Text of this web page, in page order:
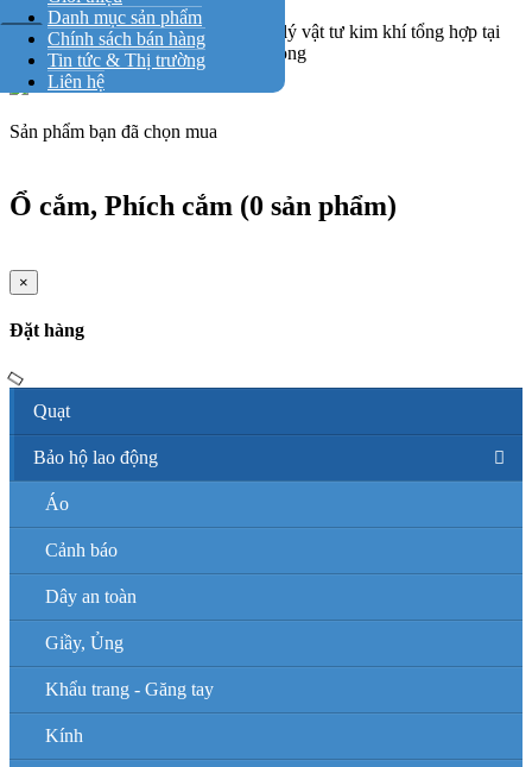
Kim khí HQ
Đại lý vật tư kim khí tổng hợp tại
Hải Phòng
Danh mục sản phẩm
Chính sách bán hàng
Tin tức & Thị trường
Liên hệ
Sản phẩm bạn đã chọn mua
Ổ cắm, Phích cắm (0 sản phẩm)
×
Đặt hàng
Quạt
Bảo hộ lao động
Áo
Cảnh báo
Dây an toàn
Giầy, Ủng
Khẩu trang - Găng tay
Kính